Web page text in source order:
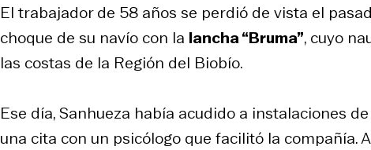
El trabajador de 58 años se perdió de vista el
choque de su navío con la lancha “Bruma”, cuyo
las costas de la Región del Biobío.
Ese día, Sanhueza había acudido a instalaciones
una cita con un psicólogo que facilitó la compañía.